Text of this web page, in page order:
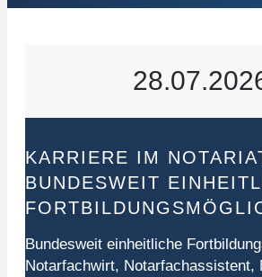
KARRIERE IM
BUNDESWEIT
PERSPEKTIVEN
Bundesweit einheitliche
Notarfachwirt, Notarfachassistent,